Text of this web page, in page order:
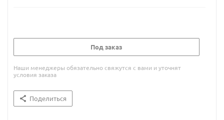
Под заказ
Наши менеджеры обязательно свяжутся с вами и уточнят
условия заказа
Поделиться